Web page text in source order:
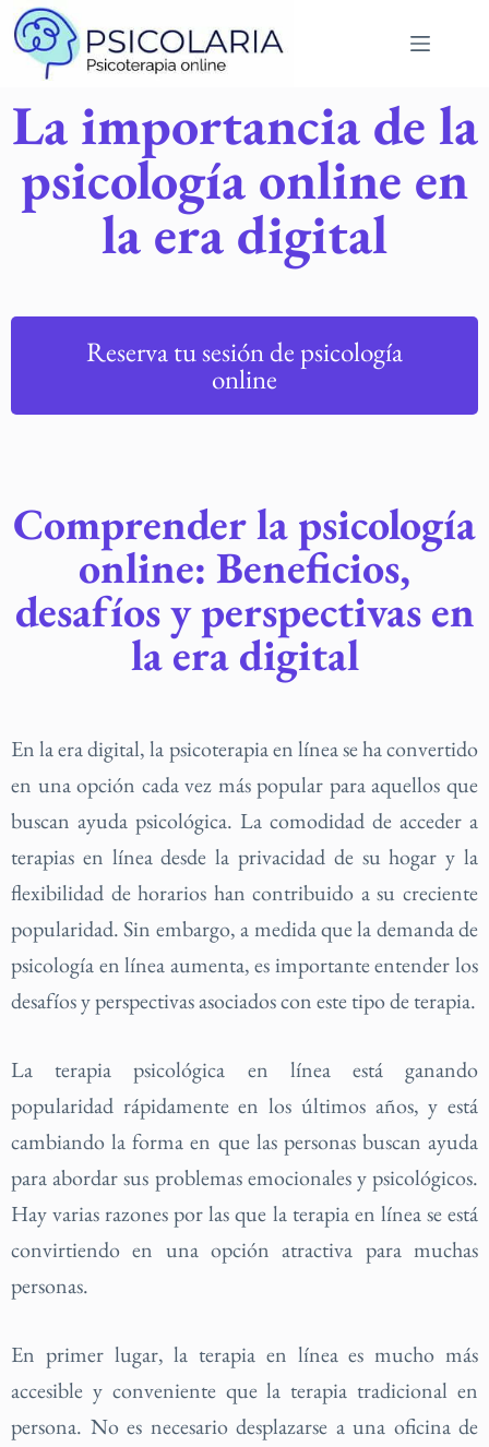
La importancia de la
psicología online en
la era digital
Reserva tu sesión de psicología
online
Comprender la psicología
online: Beneficios,
desafíos y perspectivas en
la era digital
En la era digital, la psicoterapia en línea se ha convertido
en una opción cada vez más popular para aquellos que
buscan ayuda psicológica. La comodidad de acceder a
terapias en línea desde la privacidad de su hogar y la
flexibilidad de horarios han contribuido a su creciente
popularidad. Sin embargo, a medida que la demanda de
psicología en línea aumenta, es importante entender los
desafíos y perspectivas asociados con este tipo de terapia.
La terapia psicológica en línea está ganando
popularidad rápidamente en los últimos años, y está
cambiando la forma en que las personas buscan ayuda
para abordar sus problemas emocionales y psicológicos.
Hay varias razones por las que la terapia en línea se está
convirtiendo en una opción atractiva para muchas
personas.
En primer lugar, la terapia en línea es mucho más
accesible y conveniente que la terapia tradicional en
persona. No es necesario desplazarse a una oficina de